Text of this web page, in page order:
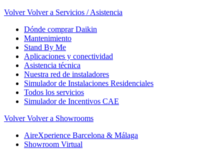
Volver Volver a Servicios / Asistencia
Dónde comprar Daikin
Mantenimiento
Stand By Me
Aplicaciones y conectividad
Asistencia técnica
Nuestra red de instaladores
Simulador de Instalaciones Residenciales
Todos los servicios
Simulador de Incentivos CAE
Volver Volver a Showrooms
AireXperience Barcelona & Málaga
Showroom Virtual